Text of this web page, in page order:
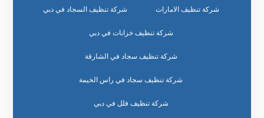
شركة تنظيف الامارات شركة تنظيف السجاد في دبي
شركة تنظيف خزانات في دبي
شركة تنظيف سجاد في الشارقة
شركة تنظيف سجاد في راس الخيمة
شركة تنظيف فلل في دبي